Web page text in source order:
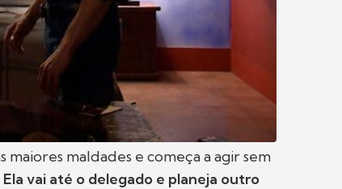
maldades e começa a agir sem
Ela vai até o delegado e planeja outro